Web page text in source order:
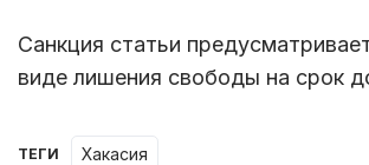
Санкция статьи
виде лишения свободы на срок
ТЕГИ хакасия